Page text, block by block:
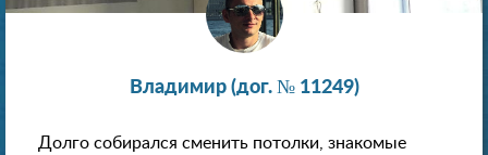
Владимир (дог. № 11249)
Долго собирался сменить потолки, знакомые